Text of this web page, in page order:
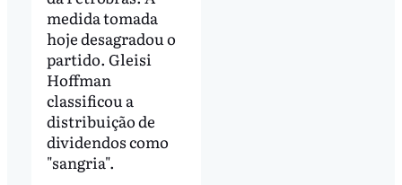
medida tomada
hoje desagradou o
partido. Gleisi
Hoffman
classificou a
distribuição de
dividendos como
"sangria".